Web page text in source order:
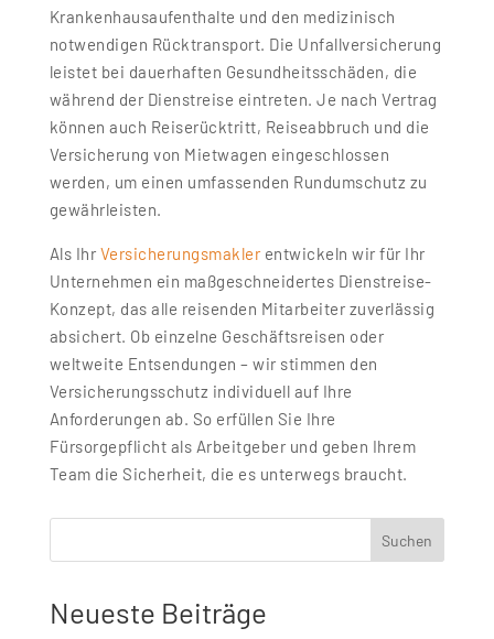
Krankenhausaufenthalte und den medizinisch
notwendigen Rücktransport. Die Unfallversicherung
leistet bei dauerhaften Gesundheitsschäden, die
während der Dienstreise eintreten. Je nach Vertrag
können auch Reiserücktritt, Reiseabbruch und die
Versicherung von Mietwagen eingeschlossen
werden, um einen umfassenden Rundumschutz zu
gewährleisten.
Als Ihr Versicherungsmaklerentwickeln wir für Ihr
Unternehmen ein maßgeschneidertes Dienstreise-
Konzept, das alle reisenden Mitarbeiter zuverlässig
absichert. Ob einzelne Geschäftsreisen oder
weltweite Entsendungen – wir stimmen den
Versicherungsschutz individuell auf Ihre
Anforderungen ab. So erfüllen Sie Ihre
Fürsorgepflicht als Arbeitgeber und geben Ihrem
Team die Sicherheit, die es unterwegs braucht.
Suchen
Neueste Beiträge